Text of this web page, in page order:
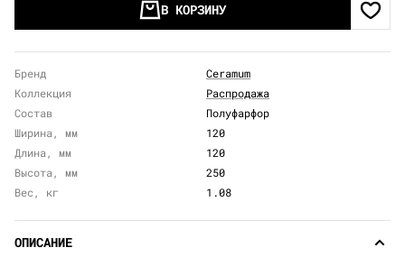
В КОРЗИНУ
Бренд
Ceramum
Коллекция
Распродажа
Состав
Полуфарфор
Ширина, мм
120
Длина, мм
120
Высота, мм
250
Вес, кг
1.08
ОПИСАНИЕ